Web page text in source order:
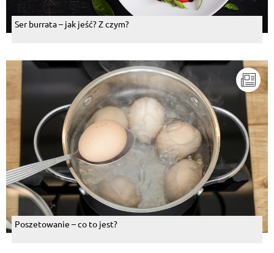
Ser burrata – jak jeść? Z czym?
Poszetowanie – co to jest?